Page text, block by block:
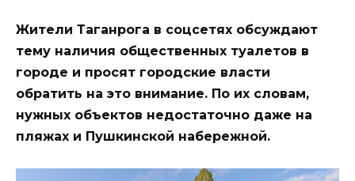
Жители Таганрога в соцсетях обсуждают
тему наличия общественных туалетов в
городе и просят городские власти
обратить на это внимание. По их словам,
нужных объектов недостаточно даже на
пляжах и Пушкинской набережной.